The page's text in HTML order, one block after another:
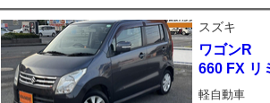
スズキ
ワゴンR
660 FX リ
軽自動車